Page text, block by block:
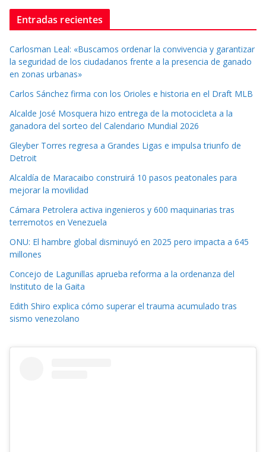
Entradas recientes
Carlosman Leal: «Buscamos ordenar la convivencia y garantizar
la seguridad de los ciudadanos frente a la presencia de ganado
en zonas urbanas»
Carlos Sánchez firma con los Orioles e historia en el Draft MLB
Alcalde José Mosquera hizo entrega de la motocicleta a la
ganadora del sorteo del Calendario Mundial 2026
Gleyber Torres regresa a Grandes Ligas e impulsa triunfo de
Detroit
Alcaldía de Maracaibo construirá 10 pasos peatonales para
mejorar la movilidad
Cámara Petrolera activa ingenieros y 600 maquinarias tras
terremotos en Venezuela
ONU: El hambre global disminuyó en 2025 pero impacta a 645
millones
Concejo de Lagunillas aprueba reforma a la ordenanza del
Instituto de la Gaita
Edith Shiro explica cómo superar el trauma acumulado tras
sismo venezolano